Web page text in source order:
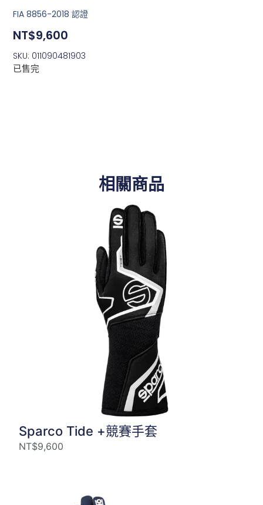
FIA 8856-2018 認證
NT$9,600
SKU: 011090481903
已售完
相關商品
Sparco Tide +競賽手套
NT$9,600